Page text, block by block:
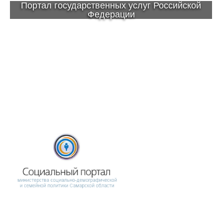
Портал государственных услуг Российской
Федерации